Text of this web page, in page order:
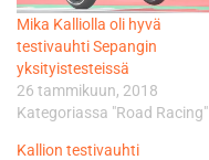
Mika Kalliolla oli hyvä
testivauhti Sepangin
yksityistesteissä
26 tammikuun, 2018
Kategoriassa "Road Racing"
Kallion testivauhti